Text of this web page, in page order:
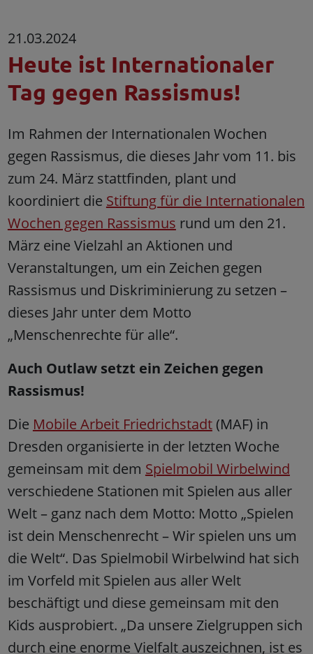
21.03.2024
Heute ist Internationaler
Tag gegen Rassismus!
Im Rahmen der Internationalen Wochen
gegen Rassismus, die dieses Jahr vom 11. bis
zum 24. März stattfinden, plant und
koordiniert die Stiftung für die Internationalen
Wochen gegen Rassismus rund um den 21.
März eine Vielzahl an Aktionen und
Veranstaltungen, um ein Zeichen gegen
Rassismus und Diskriminierung zu setzen –
dieses Jahr unter dem Motto
„Menschenrechte für alle“.
Auch Outlaw setzt ein Zeichen gegen
Rassismus!
Die Mobile Arbeit Friedrichstadt(MAF) in
Dresden organisierte in der letzten Woche
gemeinsam mit dem Spielmobil Wirbelwind
verschiedene Stationen mit Spielen aus aller
Welt – ganz nach dem Motto: Motto „Spielen
ist dein Menschenrecht – Wir spielen uns um
die Welt“. Das Spielmobil Wirbelwind hat sich
im Vorfeld mit Spielen aus aller Welt
beschäftigt und diese gemeinsam mit den
Kids ausprobiert. „Da unsere Zielgruppen sich
durch eine enorme Vielfalt auszeichnen, ist es